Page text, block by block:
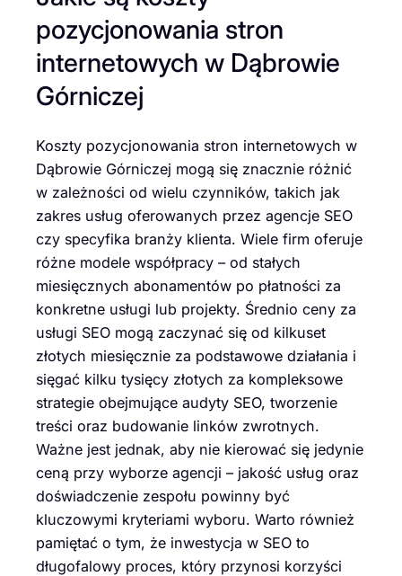
pozycjonowania stron
internetowych w Dąbrowie
Górniczej
Koszty pozycjonowania stron internetowych w
Dąbrowie Górniczej mogą się znacznie różnić
w zależności od wielu czynników, takich jak
zakres usług oferowanych przez agencje SEO
czy specyfika branży klienta. Wiele firm oferuje
różne modele współpracy – od stałych
miesięcznych abonamentów po płatności za
konkretne usługi lub projekty. Średnio ceny za
usługi SEO mogą zaczynać się od kilkuset
złotych miesięcznie za podstawowe działania i
sięgać kilku tysięcy złotych za kompleksowe
strategie obejmujące audyty SEO, tworzenie
treści oraz budowanie linków zwrotnych.
Ważne jest jednak, aby nie kierować się jedynie
ceną przy wyborze agencji – jakość usług oraz
doświadczenie zespołu powinny być
kluczowymi kryteriami wyboru. Warto również
pamiętać o tym, że inwestycja w SEO to
długofalowy proces, który przynosi korzyści